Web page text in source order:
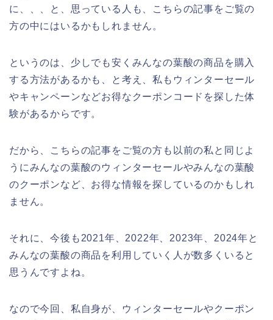
に、、、と、思っている人も、こちらの記事をご覧の
方の中にはいるかもしれません。
というのは、少しでも安くみんなの葉酸の商品を購入
する方法があるかも、と考え、私もウィンターセール
やキャンペーンなどお得なクーポンコードを探した体
験があるからです。
だから、こちらの記事をご覧の方も以前の私と同じよ
うにみんなの葉酸のウィンターセールやみんなの葉酸
のクーポンなど、お得な情報を探しているのかもしれ
ません。
それに、今後も2021年、2022年、2023年、2024年と
みんなの葉酸の商品を利用していく人が数多くいると
思うんですよね。
なので今回、私自身が、ウィンターセールやクーポン